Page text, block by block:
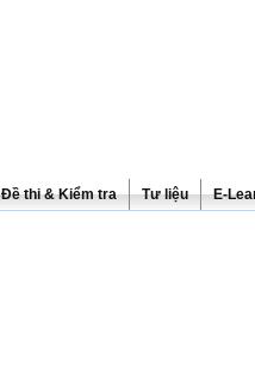
Đề thi & Kiểm tra Tư liệu E-